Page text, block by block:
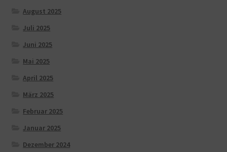
August 2025
Juli 2025
Juni 2025
Mai 2025
April 2025
März 2025
Februar 2025
Januar 2025
Dezember 2024